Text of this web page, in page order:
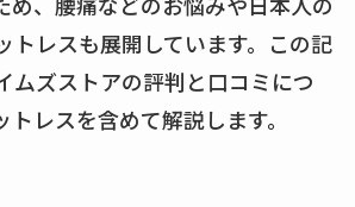
トレスも展開しています。この記
ムズストアの評判と口コミにつ
レスを含めて解説します。